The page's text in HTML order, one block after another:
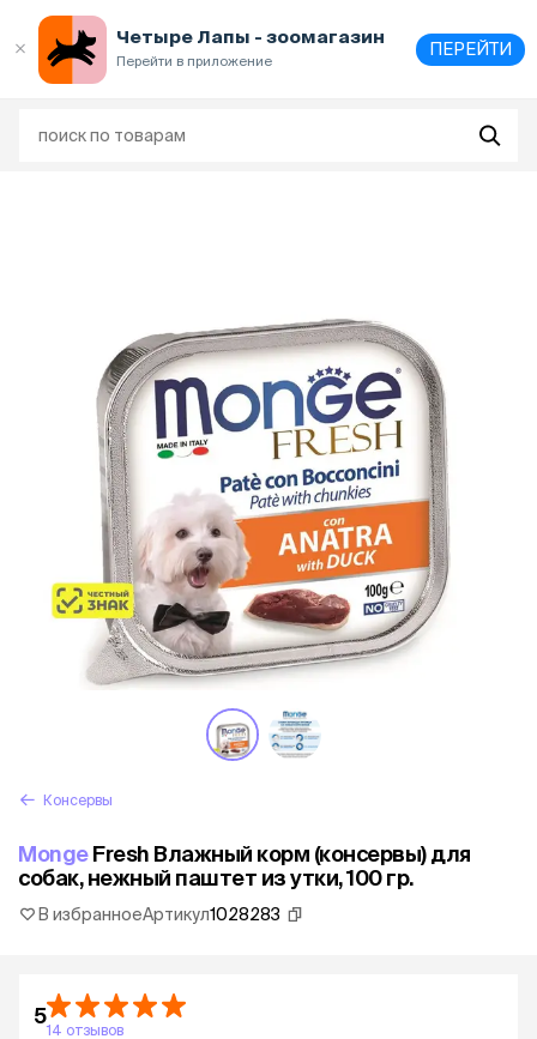
Четыре Лапы - зоомагазин
Перейти в приложение
ПЕРЕЙТИ
Консервы
MongeFresh Влажный корм (консервы) для
собак, нежный паштет из утки, 100 гр.
В избранноеАртикул1028283
5
14 отзывов